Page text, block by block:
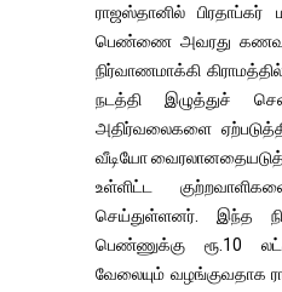
ராஜஸ்தானில் பிரதாப்கர்
பெண்ணை அவரது கணவர்
நிர்வாணமாக்கி
நடத்தி இழுத்துச்
அதிர்வலைகளை
வீடியோ
உள்ளிட்ட
செய்துள்ளனர். இந்த
பெண்ணுக்கு ரூ.10
வேலையும் வழங்குவதாக